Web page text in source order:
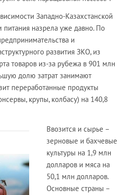
Западно-Казахстанской
питания назрела уже давно. По
и
развития ЗКО, из
товаров из-за рубежа в 901 млн
долю затрат занимают
переработанные продукты
крупы, колбасу) на 140,8
Ввозится и сырье –
зерновые и бахчевые
культуры на 1,9 млн
долларов и мяса на
50,1 млн долларов.
Основные страны –